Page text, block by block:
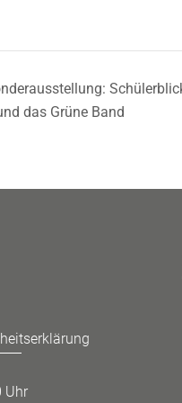
das Grüne Band
Uhr